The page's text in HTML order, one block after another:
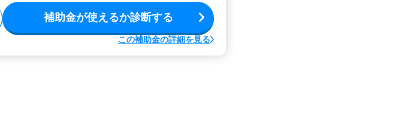
補助金が使えるか診断する
この補助金の詳細を見る